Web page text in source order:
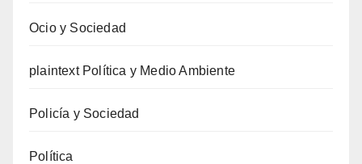
Ocio y Sociedad
plaintext Política y Medio Ambiente
Policía y Sociedad
Política